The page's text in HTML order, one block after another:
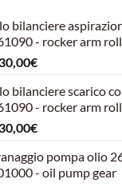
bilanciere
- rocker arm
Il
39,00€.
30,00€Il
attuale
è:
30,00€.
bilanciere scarico
- rocker arm
Il
30,00€Il
attuale
è:
pompa olio
- oil pump gear